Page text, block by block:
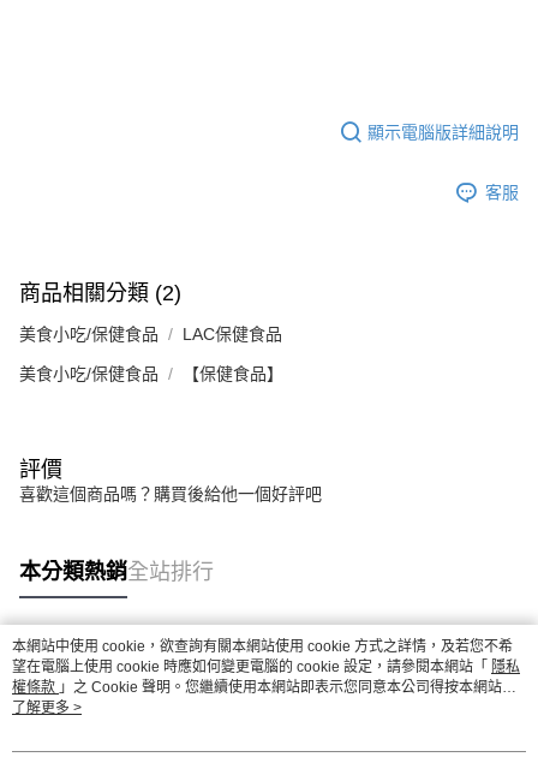
顯示電腦版詳細說明
客服
商品相關分類 (2)
美食小吃/保健食品 LAC保健食品
美食小吃/保健食品 【保健食品】
評價
喜歡這個商品嗎？購買後給他一個好評吧
本分類熱銷全站排行
熱門標籤
本網站中使用 cookie，欲查詢有關本網站使用 cookie 方式之詳情，及若您不希
望在電腦上使用 cookie 時應如何變更電腦的 cookie 設定，請參閱本網站「 隱私
權條款 」之 Cookie 聲明。您繼續使用本網站即表示您同意本公司得按本網站使
用條款之 Cookie 聲明使用 cookie。
了解更多 >